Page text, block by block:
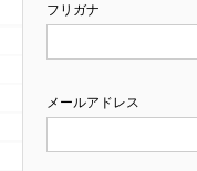
フリガナ
メールアドレス